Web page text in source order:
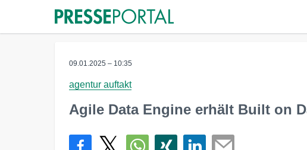
09.01.2025 – 10:35
agentur auftakt
Agile Data Engine erhält Built on